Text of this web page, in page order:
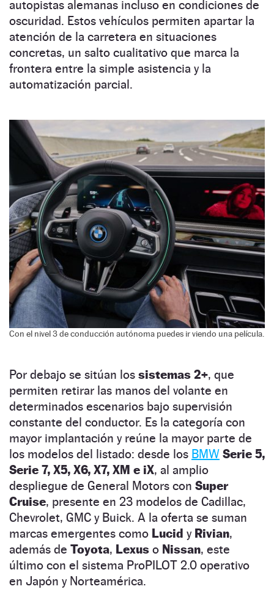
autopistas alemanas incluso en condiciones de
oscuridad. Estos vehículos permiten apartar la
atención de la carretera en situaciones
concretas, un salto cualitativo que marca la
frontera entre la simple asistencia y la
automatización parcial.
Con el nivel 3 de conducción autónoma puedes ir viendo una película.
Por debajo se sitúan los sistemas 2+, que
permiten retirar las manos del volante en
determinados escenarios bajo supervisión
constante del conductor. Es la categoría con
mayor implantación y reúne la mayor parte de
los modelos del listado: desde los BMW Serie 5,
Serie 7, X5, X6, X7, XM e iX, al amplio
despliegue de General Motors con Super
Cruise, presente en 23 modelos de Cadillac,
Chevrolet, GMC y Buick. A la oferta se suman
marcas emergentes como Lucid y Rivian,
además de Toyota, Lexus o Nissan, este
último con el sistema ProPILOT 2.0 operativo
en Japón y Norteamérica.